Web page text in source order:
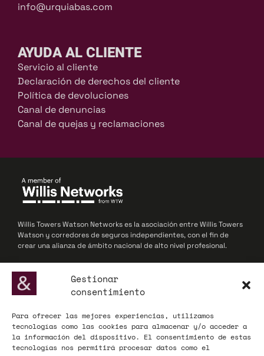
Gestionar
consentimiento
Para ofrecer las mejores experiencias, utilizamos
tecnologías como las cookies para almacenar y/o acceder a
la información del dispositivo. El consentimiento de estas
tecnologías nos permitirá procesar datos como el
info@urquiabas.com
AYUDA AL CLIENTE
Servicio al cliente
Declaración de derechos del cliente
Política de devoluciones
Canal de denuncias
Canal de quejas y reclamaciones
Willis Towers Watson Networks es la asociación entre Willis Towers
Watson y corredores de seguros independientes, con el fin de
crear una alianza de ámbito nacional de alto nivel profesional.
ADECOSE, fundada en 1977, defiende los intereses de las
corredurías de seguros y reaseguros, actuando como interlocutor
influyente ante la Administración y el mercado asegurador a nivel
nacional y europeo.